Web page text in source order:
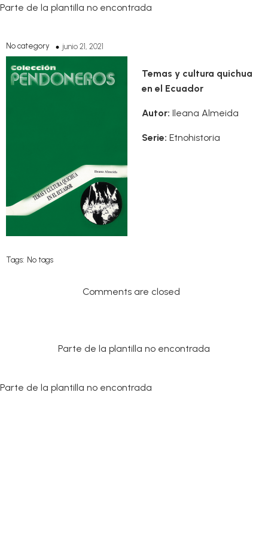
Parte de la plantilla no encontrada
No category junio 21, 2021
Temas y cultura quichua
en el Ecuador
Autor: Ileana Almeida
Serie: Etnohistoria
Tags: No tags
Comments are closed
Parte de la plantilla no encontrada
Parte de la plantilla no encontrada